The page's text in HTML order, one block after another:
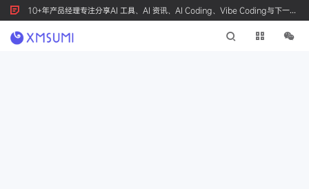
10+年产品经理专注分享AI 工具、AI 资讯、AI Coding、Vibe Coding与下一代
产品创新，按 Ctrl+D 收藏我们